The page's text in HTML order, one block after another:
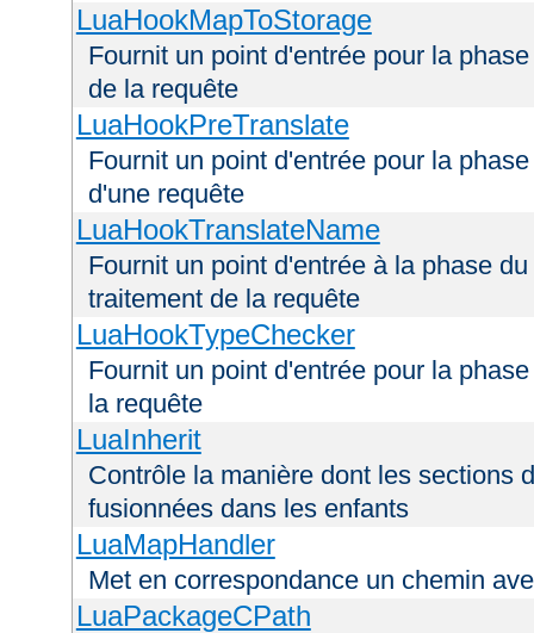
LuaHookMapToStorage
Fournit un point d'entrée pour la
de la requête
LuaHookPreTranslate
Fournit un point d'entrée pour la
d'une requête
LuaHookTranslateName
Fournit un point d'entrée à la phase
traitement de la requête
LuaHookTypeChecker
Fournit un point d'entrée pour la
la requête
LuaInherit
Contrôle la manière dont les sections
fusionnées dans les enfants
LuaMapHandler
Met en correspondance un chemin
LuaPackageCPath